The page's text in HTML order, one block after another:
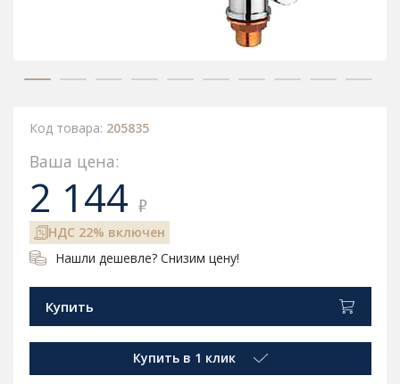
Код товара: 205835
Ваша цена:
2 144 ₽
НДС 22% включен
Нашли дешевле? Снизим цену!
Купить
Купить в 1 клик